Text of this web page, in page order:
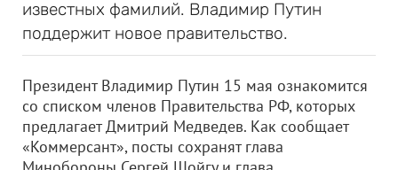
известных фамилий. Владимир Путин
поддержит новое правительство.
Президент Владимир Путин 15 мая ознакомится
со списком членов Правительства РФ, которых
предлагает Дмитрий Медведев. Как сообщает
«Коммерсант», посты сохранят глава